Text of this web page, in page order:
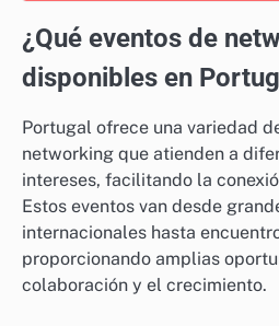
¿Qué eventos de
disponibles en
Portugal ofrece una variedad
networking que atienden a
intereses, facilitando la
Estos eventos van desde
internacionales hasta
proporcionando amplias
colaboración y el crecimiento.